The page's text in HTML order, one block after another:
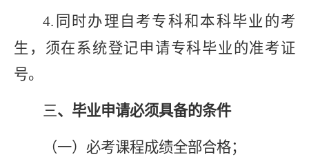
4. 同时办理自考专科和本科毕业的考
生，须在系统登记申请专科毕业的准考证
号。
三、毕业申请必须具备的条件
（一）必考课程成绩全部合格；